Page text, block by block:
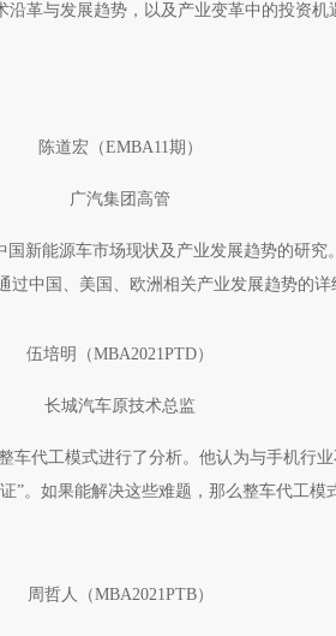
革与发展趋势，以及产业变革中的投资
陈道宏（EMBA11期）
广汽集团高管
新能源车市场现状及产业发展趋势的研
中国、美国、欧洲相关产业发展趋势的详
伍培明（MBA2021PTD）
长城汽车原技术总监
车代工模式进行了分析。他认为与手机行
”。如果能解决这些难题，那么整车代工模
周哲人（MBA2021PTB）